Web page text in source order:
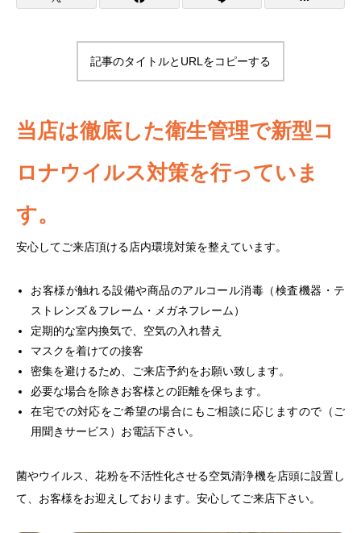
記事のタイトルとURLをコピーする
当店は徹底した衛生管理で新型コ
ロナウイルス対策を行っていま
す。
安心してご来店頂ける店内環境対策を整えています。
お客様が触れる設備や商品のアルコール消毒（検査機器・テ
ストレンズ＆フレーム・メガネフレーム）
定期的な室内換気で、空気の入れ替え
マスクを着けての接客
密集を避けるため、ご来店予約をお願い致します。
必要な場合を除きお客様との距離を保ちます。
在宅での対応をご希望の場合にもご相談に応じますので（ご
用聞きサービス）お電話下さい。
菌やウイルス、花粉を不活性化させる空気清浄機を店頭に設置し
て、お客様をお迎えしております。安心してご来店下さい。